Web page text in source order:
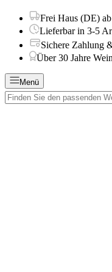
Frei Haus (DE)
Lieferbar in 3-5
Sichere Zahlung
Über 30 Jahre
Menü